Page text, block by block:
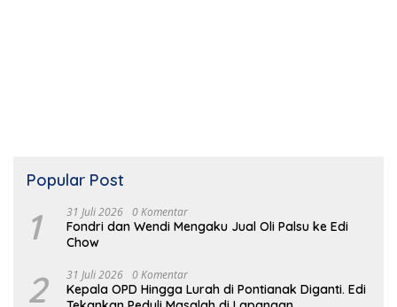
Popular Post
1 31 Juli 2026 0 Komentar
Fondri dan Wendi Mengaku Jual Oli Palsu ke Edi
Chow
2 31 Juli 2026 0 Komentar
Kepala OPD Hingga Lurah di Pontianak Diganti. Edi